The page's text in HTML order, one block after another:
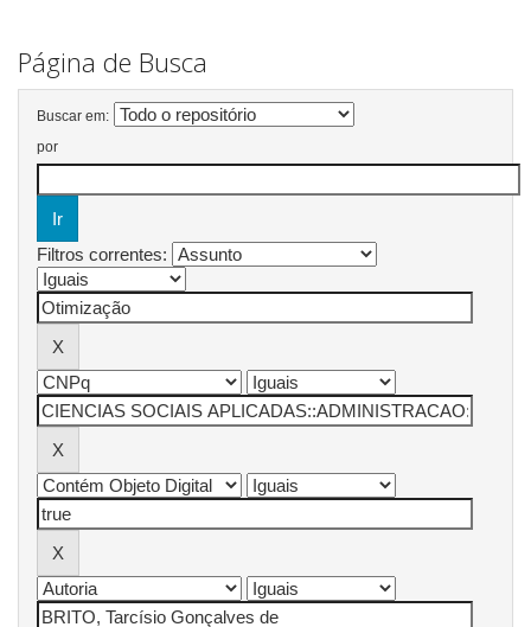
Página de Busca
Buscar em:
por
Filtros correntes: